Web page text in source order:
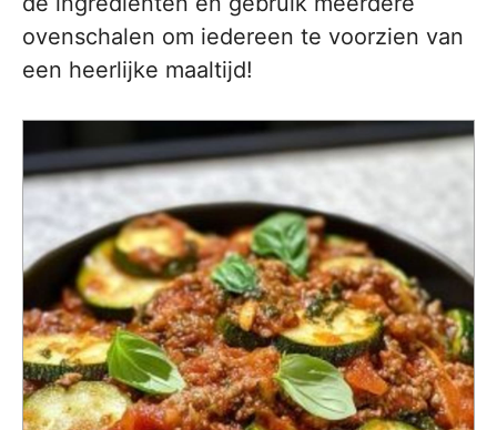
ovenschalen om iedereen te voorzien van
een heerlijke maaltijd!